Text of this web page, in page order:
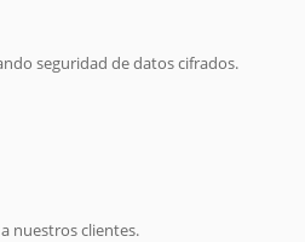
seguridad de datos cifrados.
nuestros clientes.